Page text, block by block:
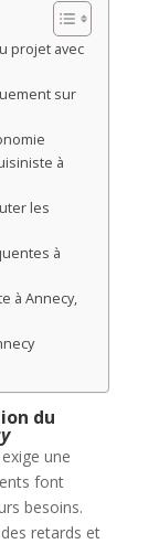
projet avec
sur
à
les
à
à Annecy,
du
une
font
besoins.
retards et